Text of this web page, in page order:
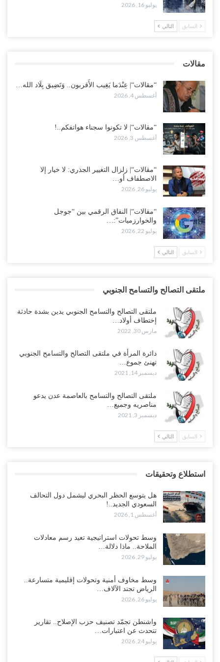
العطش وغياب الغاز يفاقمان مأساة الأهالي بعدن.. مدينة تغرق في دوامة
الانهيار الخدمي..!
أغسطس 3, 2026
يوليو 16, 2026
السابق التالي
مقالات
“مقالات“| عِنْدَما يَغِيب الأَقربون.. وَتَضِيق بِلَاد الله…
أغسطس 4, 2026
“مقالات“| لا تكونوا سجناء هواتفكم..!
أغسطس 3, 2026
“مقالات“| زلزال التغيير الجذري: لا خيار إلا
الاصطفاف أو…
يوليو 26, 2026
“مقالات“| النفاق الرقمي بين “جوجل
والخوارزميات”:…
يوليو 22, 2026
السابق التالي
ملتقى التصالح والتسامح الجنوبي
ملتقى التصالح والتسامح الجنوبي يدين بشدة حادثة
إختطاف أولاد…
مارس 30, 2022
دائرة المرأة في ملتقى التصالح والتسامح الجنوبي
تهنئ جموع…
ديسمبر 14, 2021
ملتقى التصالح والتسامح بالعاصمة عدن يدعو
مناصريه وجميع…
ديسمبر 3, 2021
السابق التالي
استطلاع وتحقيقات
هل يتوسع الحظر البحري ليشمل دول التحالف
السعودي الجديد..!
أغسطس 1, 2026
وسط تحولات استراتيجية تعيد رسم معادلات
الملاحة.. ماذا دلالة…
يوليو 29, 2026
وسط مخاوف أمنية وتحولات إقليمية متسارعة..
الرياض تجند الآلاف…
يوليو 26, 2026
واشنطن تجمّد تصنيف حزب الإصلاح.. تقارير
تتحدث عن اعتبارات…
يوليو 24, 2026